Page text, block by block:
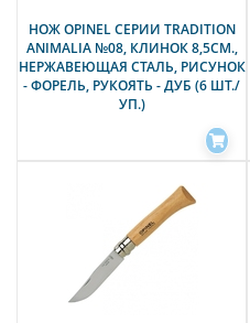
НОЖ OPINEL СЕРИИ TRADITION
ANIMALIA №08, КЛИНОК 8,5СМ.,
НЕРЖАВЕЮЩАЯ СТАЛЬ, РИСУНОК
- ФОРЕЛЬ, РУКОЯТЬ - ДУБ (6 ШТ./
УП.)